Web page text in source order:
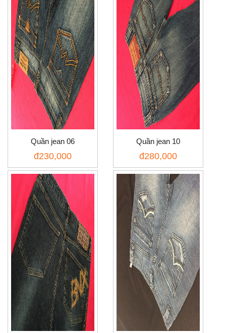
Quần jean 06
đ230,000
Quần jean 10
đ280,000